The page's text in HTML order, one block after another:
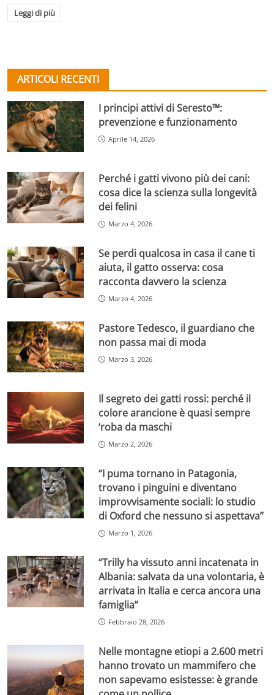
Leggi di più
ARTICOLI RECENTI
I principi attivi di Seresto™:
prevenzione e funzionamento
Aprile 14, 2026
Perché i gatti vivono più dei cani:
cosa dice la scienza sulla longevità
dei felini
Marzo 4, 2026
Se perdi qualcosa in casa il cane ti
aiuta, il gatto osserva: cosa
racconta davvero la scienza
Marzo 4, 2026
Pastore Tedesco, il guardiano che
non passa mai di moda
Marzo 3, 2026
Il segreto dei gatti rossi: perché il
colore arancione è quasi sempre
‘roba da maschi
Marzo 2, 2026
“I puma tornano in Patagonia,
trovano i pinguini e diventano
improvvisamente sociali: lo studio
di Oxford che nessuno si aspettava”
Marzo 1, 2026
“Trilly ha vissuto anni incatenata in
Albania: salvata da una volontaria, è
arrivata in Italia e cerca ancora una
famiglia”
Febbraio 28, 2026
Nelle montagne etiopi a 2.600 metri
hanno trovato un mammifero che
non sapevamo esistesse: è grande